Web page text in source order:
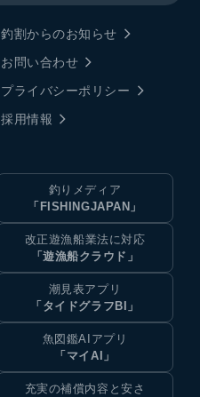
釣割からのお知らせ
お問い合わせ
プライバシーポリシー
採用情報
釣りメディア
「FISHINGJAPAN」
改正遊漁船業法に対応
「遊漁船クラウド」
潮見表アプリ
「タイドグラフBI」
魚図鑑AIアプリ
「マイAI」
充実の補償内容と安さ